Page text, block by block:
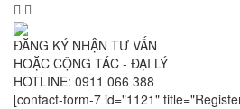
ĐĂNG KÝ NHẬN TƯ VẤN
HOẶC CỘNG TÁC - ĐẠI LÝ
HOTLINE: 0911 066 388
[contact-form-7 id="1121"